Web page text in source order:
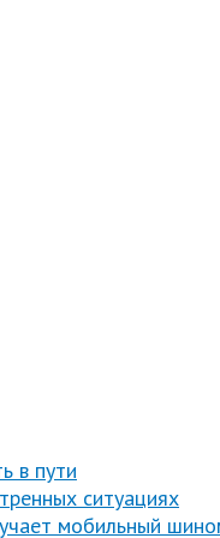
в пути
ситуациях
мобильный